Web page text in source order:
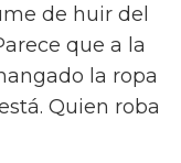
de huir del
que a la
la ropa
Quien roba